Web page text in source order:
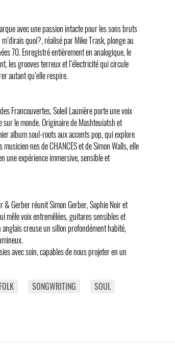
avec une passion intacte pour les sons bruts
quoi?, réalisé par Mike Trask, plonge au
70. Enregistré entièrement en analogique, le
les grooves terreux et l’électricité qui circule
autant qu’elle respire.
Francouvertes, Soleil Launière porte une voix
le monde. Originaire de Mashteuiatsh et
album soul-roots aux accents pop, qui explore
de CHANCES et de Simon Walls, elle
une expérience immersive, sensible et
& Gerber réunit Simon Gerber, Sophie Noir et
mêle voix entremêlées, guitares sensibles et
creuse un sillon profondément habité,
avec soin, capables de nous projeter en un
FOLK SONGWRITING SOUL